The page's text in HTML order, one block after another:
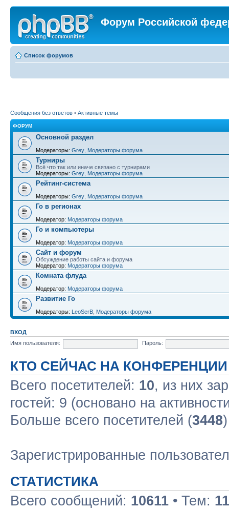
Форум Российской
Список форумов
Сообщения без ответов • Активные темы
ФОРУМ
Основной раздел
Модераторы: Grey Модераторы форума
Турниры
Всё что так или иначе связано с турнирами
Модераторы: Grey Модераторы форума
Рейтинг-система
Модераторы: Grey Модераторы форума
Го в регионах
Модератор: Модераторы форума
Го и компьютеры
Модератор: Модераторы форума
Сайт и форум
Обсуждение работы сайта и форума
Модератор: Модераторы форума
Комната флуда
Модератор: Модераторы форума
Развитие Го
Модераторы: LeoSerB Модераторы форума
ВХОД
Имя пользователя:
Пароль:
КТО СЕЙЧАС НА КОНФЕРЕНЦИИ
Всего посетителей: 10, из них
гостей: 9 (основано на
Больше всего посетителей (3448
Зарегистрированные
СТАТИСТИКА
Всего сообщений: 10611 • Тем: